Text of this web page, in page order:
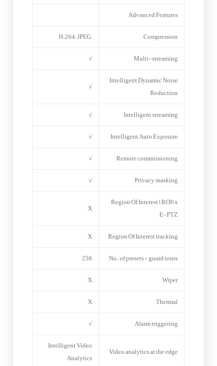
Advanced Features
Compression
Multi-streaming
√
Intelligent Dynamic Noise
Reduction
√
Intelligent streaming
√
Intelligent Auto Exposure
√
Remote commissioning
√
Privacy masking
√
Region Of Interest (ROI) &
E-PTZ
X
Region Of Interest tracking
X
No. of presets / guard tours
256
Wiper
X
Thermal
X
Alarm triggering
√
Video analytics at the edge
Intelligent Video
Analytics